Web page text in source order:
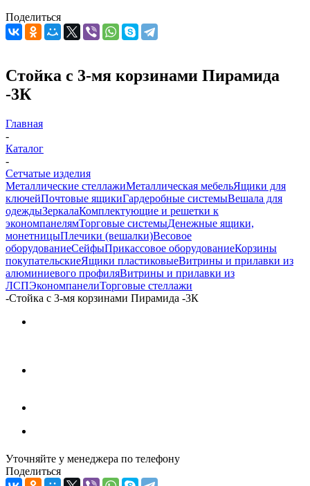
Поделиться
Стойка с 3-мя корзинами Пирамида
-3К
Главная
-
Каталог
-
Сетчатые изделия
Металлические стеллажиМеталлическая мебельЯщики для
ключейПочтовые ящикиГардеробные системыВешала для
одеждыЗеркалаКомплектующие и решетки к
экономпанелямТорговые системыДенежные ящики,
монетницыПлечики (вешалки)Весовое
оборудованиеСейфыПрикассовое оборудованиеКорзины
покупательскиеЯщики пластиковыеВитрины и прилавки из
алюминиевого профиляВитрины и прилавки из
ЛСПЭкономпанелиТорговые стеллажи
-Стойка с 3-мя корзинами Пирамида -3К
Уточняйте у менеджера по телефону
Поделиться